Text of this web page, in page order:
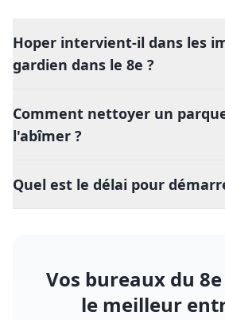
Hoper intervient-il dans les
gardien dans le 8e ?
Comment nettoyer un
l'abîmer ?
Quel est le délai pour
Vos bureaux du
le meilleur